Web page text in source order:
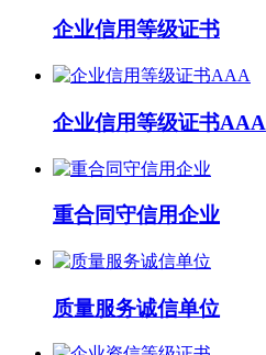
企业信用等级证书
企业信用等级证书AAA
重合同守信用企业
质量服务诚信单位